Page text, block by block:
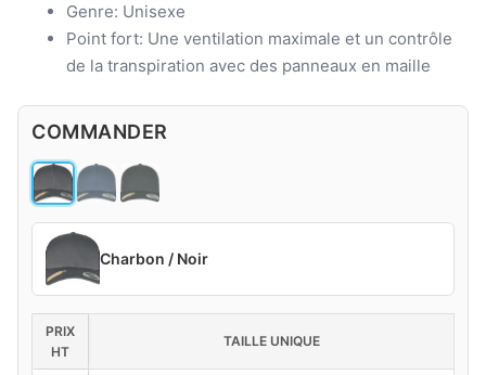
Genre: Unisexe
Point fort: Une ventilation maximale et un contrôle
de la transpiration avec des panneaux en maille
COMMANDER
Charbon / Noir
PRIX
HT
TAILLE UNIQUE